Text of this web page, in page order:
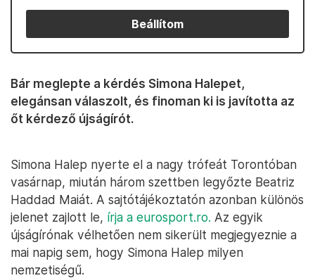
Beállítom
Bár meglepte a kérdés Simona Halepet,
elegánsan válaszolt, és finoman ki is javította az
őt kérdező újságírót.
Simona Halep nyerte el a nagy trófeát Torontóban
vasárnap, miután három szettben legyőzte Beatriz
Haddad Maiát. A sajtótájékoztatón azonban különös
jelenet zajlott le, írja a eurosport.ro. Az egyik
újságírónak vélhetően nem sikerült megjegyeznie a
mai napig sem, hogy Simona Halep milyen
nemzetiségű.